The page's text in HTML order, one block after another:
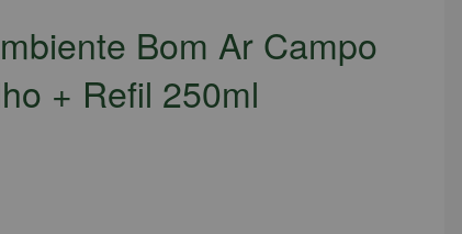
Bom Ar Campo
+ Refil 250ml